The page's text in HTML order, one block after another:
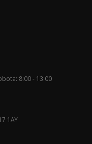
8:00 - 13:00
1AY